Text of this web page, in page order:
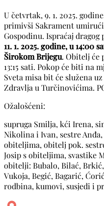
U četvrtak, 9. 1. 2025.
primivši Sakrament
Gospodinu. Ispraćaj
11. 1. 2025. godine, u 14:00
Širokom Brijegu. Obitelj će
13:15 sati. Pokop će biti na
Sveta misa bit će služena
Zdravlja u Turčinovićima.
Ožalošćeni:
supruga Smilja, kći Irena,
Nikolina i Ivan, sestre
obiteljima, obitelj pok.
Josip s obiteljima, svastike
obitelji: Bubalo, Bilać,
Vukoja, Begić, Bagarić,
rodbina, kumovi, susjedi i